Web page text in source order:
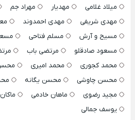
میلاد غلامی
مهدیار مهراد جم
مهدی شریفی
مهدی احمدوند
مسیح و آرش
مسلم فتاحی
مسعود صادقلو
مرتضی باب
محمد کجوری
محمد امیری
محسن چاوشی
محسن یگانه
مجید رضوی
ماهان خادمی
یوسف جمالی